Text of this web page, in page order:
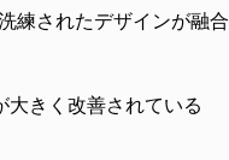
練されたデザインが融合
大きく改善されている